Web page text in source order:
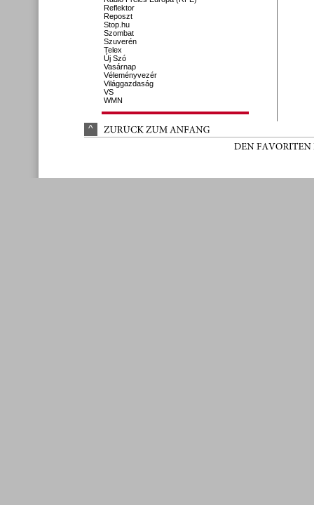
Reflektor
Reposzt
Stop.hu
Szombat
Szuverén
Telex
Új Szó
Vasárnap
Véleményvezér
Világgazdaság
VS
WMN
^ ZURÜCK ZUM ANFANG
DEN FAVORITEN